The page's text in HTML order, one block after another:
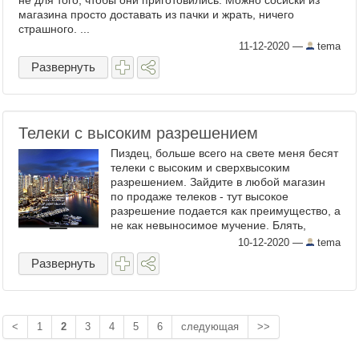
магазина просто доставать из пачки и жрать, ничего
страшного. ...
11-12-2020 — tema
Развернуть
Телеки с высоким разрешением
Пиздец, больше всего на свете меня бесят
телеки с высоким и сверхвысоким
разрешением. Зайдите в любой магазин
по продаже телеков - тут высокое
разрешение подается как преимущество, а
не как невыносимое мучение. Блять,
остановитесь! Мне столько не нужно! Мне
не нужен прибор для изучения ...
10-12-2020 — tema
Развернуть
< 1 2 3 4 5 6 следующая >>